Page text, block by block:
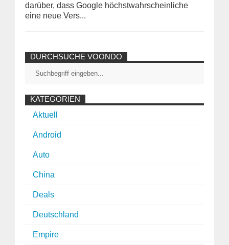
darüber, dass Google höchstwahrscheinliche
eine neue Vers...
DURCHSUCHE VOONDO
KATEGORIEN
Aktuell
Android
Auto
China
Deals
Deutschland
Empire